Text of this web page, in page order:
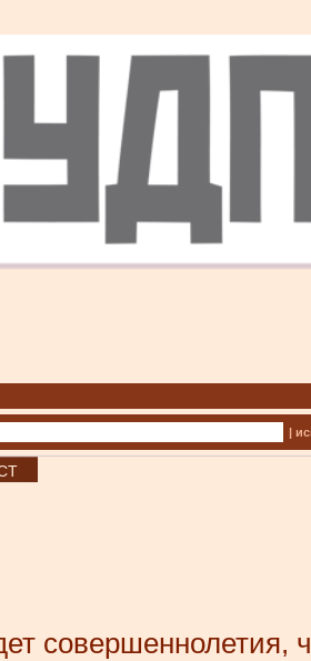
|
совершеннолетия,